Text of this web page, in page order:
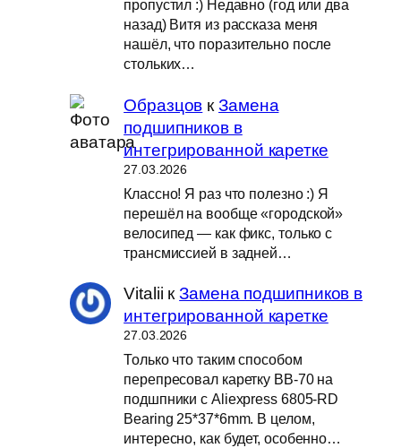
пропустил :) Недавно (год или два
назад) Витя из рассказа меня
нашёл, что поразительно после
стольких…
Образцов кЗамена
подшипников в
интегрированной каретке
27.03.2026
Классно! Я раз что полезно :) Я
перешёл на вообще «городской»
велосипед — как фикс, только с
трансмиссией в задней…
Vitalii кЗамена подшипников в
интегрированной каретке
27.03.2026
Только что таким способом
перепресовал каретку BB-70 на
подшпники с Aliexpress 6805-RD
Bearing 25*37*6mm. В целом,
интересно, как будет, особенно…